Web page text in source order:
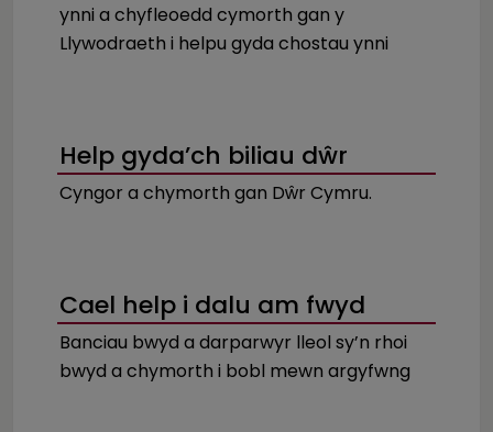
ynni a chyfleoedd cymorth gan y
Llywodraeth i helpu gyda chostau ynni
Help gyda’ch biliau dŵr
Cyngor a chymorth gan Dŵr Cymru.
Cael help i dalu am fwyd
Banciau bwyd a darparwyr lleol sy’n rhoi
bwyd a chymorth i bobl mewn argyfwng